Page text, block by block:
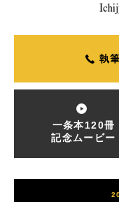
執
一条本120冊
記念ムービー